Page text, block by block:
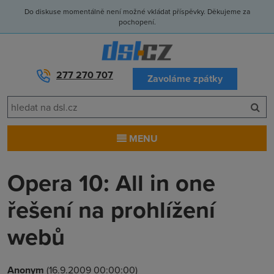
Do diskuse momentálně není možné vkládat příspěvky. Děkujeme za
pochopení.
277 270 707 Zavoláme zpátky
MENU
Opera 10: All in one
řešení na prohlížení
webů
Anonym (16.9.2009 00:00:00)